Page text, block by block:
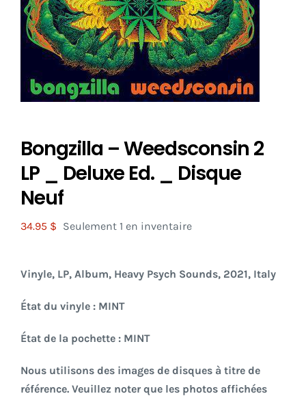
Bongzilla – Weedsconsin 2
LP _ Deluxe Ed. _ Disque
Neuf
34.95 $ Seulement 1 en inventaire
Vinyle, LP, Album, Heavy Psych Sounds, 2021, Italy
État du vinyle : MINT
État de la pochette : MINT
Nous utilisons des images de disques à titre de
référence. Veuillez noter que les photos affichées